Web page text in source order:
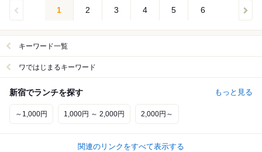
1 2 3 4 5 6
キーワード一覧
ワではじまるキーワード
新宿でランチを探す もっと見る
～1,000円 1,000円 ～ 2,000円 2,000円～
関連のリンクをすべて表示する